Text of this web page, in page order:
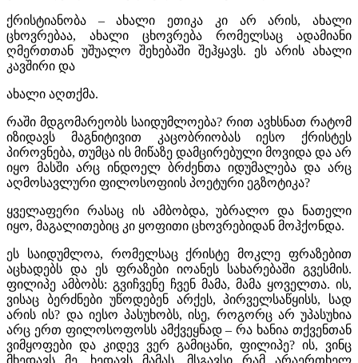
ქრისტიანობა – ახალი ეთიკა კი არ არის, ახალი
ცხოვრებაა, ახალი ცხოვრება რომელსაც ადამიანი
ღმერთთან უშუალო შეხებაში შეჰყავს. ეს არის ახალი
კავშირი და
ახალი აღთქმა.
რაში მდგომარეობს საიდუმლოება? რით ავხსნათ რატომ
იზიდავს მაგნიტივით კაცობრიობას იესო ქრისტეს
პიროვნება, თუმცა ის მიწაზე დამცირებული მოვიდა და არ
იყო მასში არც ინდოელ ბრძენთა იდუმალება და არც
აღმოსავლური ფილოსოფიის პოეტური ეგზოტიკა?
ყველაფერი რასაც ის ამბობდა, უბრალო და ნათელი
იყო, მაგალითებიც კი ყოფითი ცხოვრებიდან მოჰქონდა.
ეს საიდუმლოა, რომელსაც ქრისტე მოკლე ფრაზებით
აცხადებს და ეს ფრაზები იოანეს სახარებაში გვესმის.
ფილიპე ამბობს: გვიჩვენე ჩვენ მამა, მამა ყოველთა. ის,
ვისაც ბერძნები უწოდებენ არქეს, პირველსაწყისს, სად
არის ის? და იესო პასუხობს, ისე, როგორც არ უპასუხია
არც ერთ ფილოსოფოსს ამქვეყნად – რა ხანია თქვენთან
ვიმყოფები და კიდევ ვერ გამიცანი, ფილიპე? ის, ვინც
მხედავს მე, ხედავს მამას. მსგავსი რამ არაერთხელ